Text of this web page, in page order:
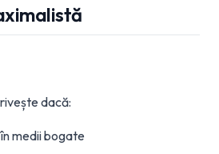
dacă:
medii bogate